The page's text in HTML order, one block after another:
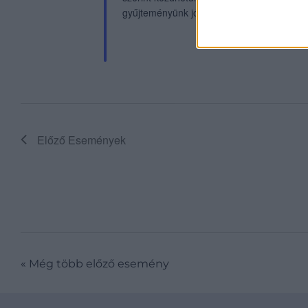
gyűjteményünk jó befektetéssé válik. A kis
Előző Események
« Még több előző esemény